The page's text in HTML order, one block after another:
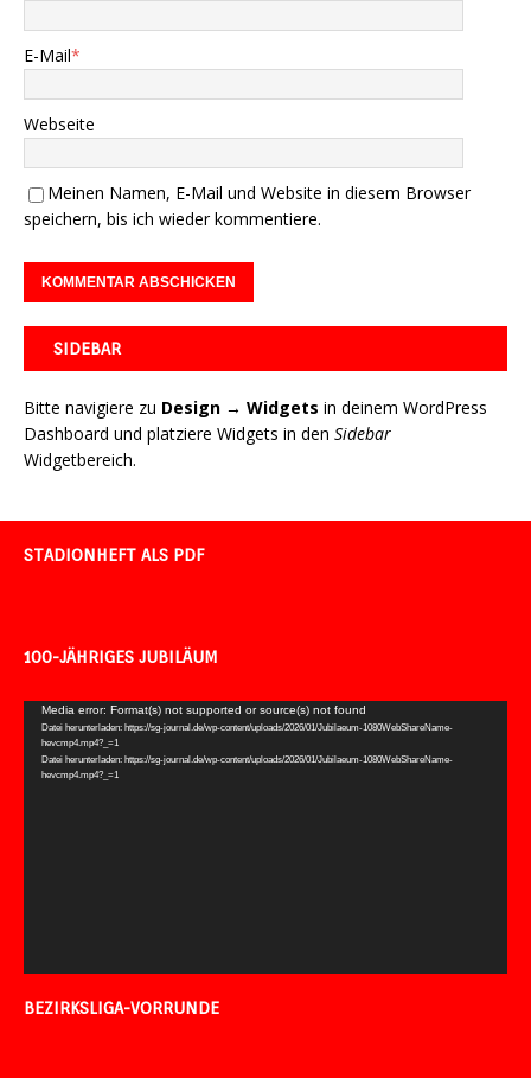
E-Mail*
Webseite
Meinen Namen, E-Mail und Website in diesem Browser
speichern, bis ich wieder kommentiere.
SIDEBAR
Bitte navigiere zu Design → Widgets in deinem WordPress
Dashboard und platziere Widgets in den Sidebar
Widgetbereich.
STADIONHEFT ALS PDF
100-JÄHRIGES JUBILÄUM
Video-
Player
Media error: Format(s) not supported or source(s) not found
Datei herunterladen: https://sg-journal.de/wp-content/uploads/2026/01/Jubilaeum-1080WebShareName-
hevcmp4.mp4?_=1
Datei herunterladen: https://sg-journal.de/wp-content/uploads/2026/01/Jubilaeum-1080WebShareName-
hevcmp4.mp4?_=1
BEZIRKSLIGA-VORRUNDE